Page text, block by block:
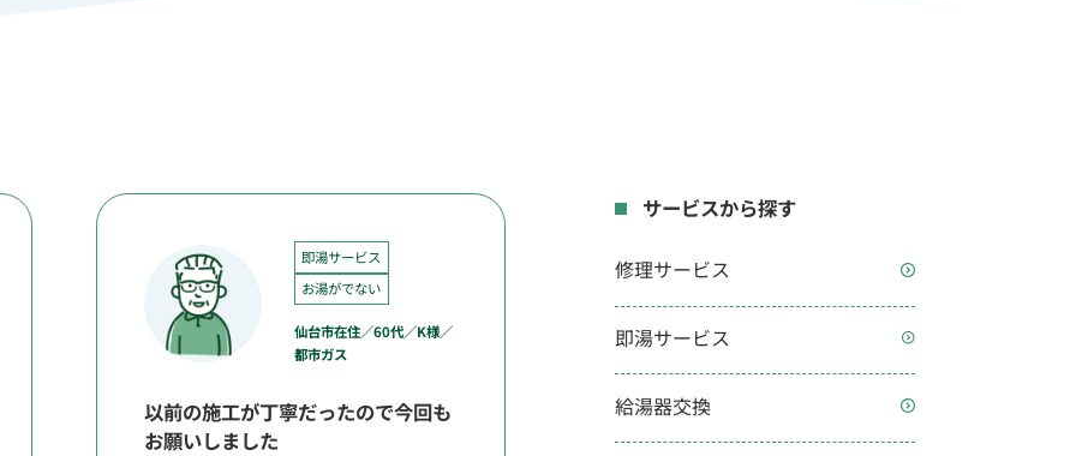
即湯サービス
お湯がでない
仙台市在住／60代／K様／
都市ガス
以前の施工が丁寧だったので今回も
お願いしました
サービスから探す
修理サービス
即湯サービス
給湯器交換